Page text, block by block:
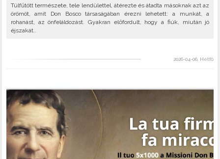
Túlfűtött természete, tele lendülettel, átérezte és átadta másoknak azt az
örömöt, amit Don Bosco társaságában érezni lehetett: a munkát, a
rohanást, az önfeláldozást. Gyakran előfordult, hogy a fiúk, miután jó
éjszakát..
2026-04-06, Hétfő